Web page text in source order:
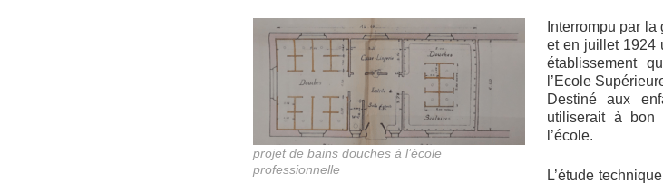
projet de bains douches à l’école
professionnelle
Interrompu par
et en juillet 1924
établissement
l’Ecole
Destiné aux
utiliserait à bon
l’école.
L’étude